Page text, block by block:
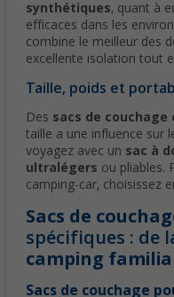
synthétiques, quant à
efficaces dans les
combine le meilleur des
excellente isolation tout
Taille, poids et
Des sacs de couchage
taille a une influence sur
voyagez avec un sac à
ultralégers ou pliables.
camping-car, choisissez
Sacs de
spécifiques : de
camping
Sacs de couchage